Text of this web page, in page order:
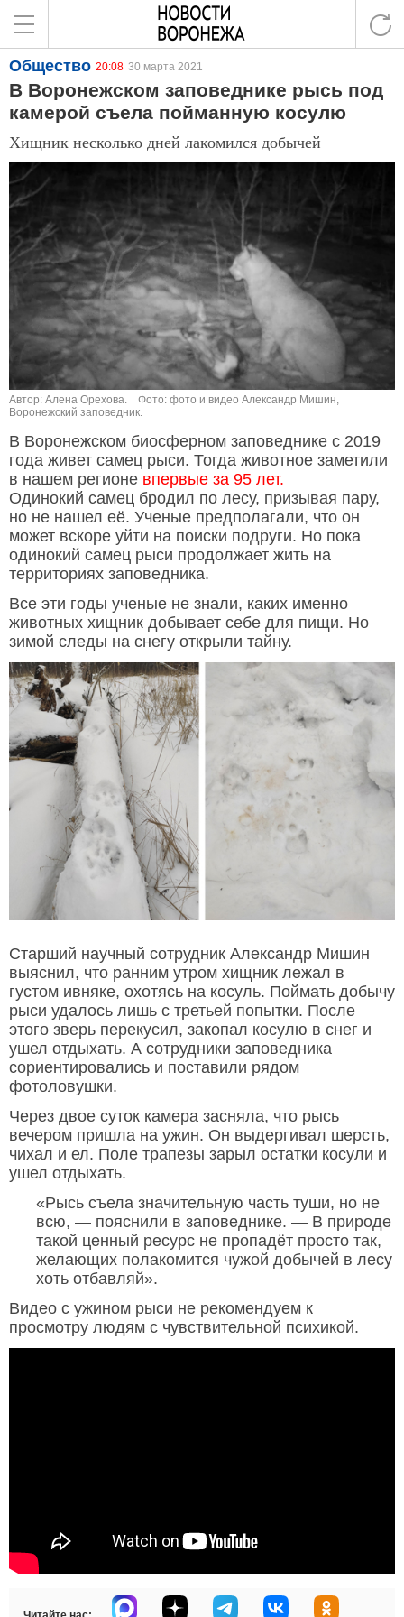
Общество 20:08 30 марта 2021
В Воронежском заповеднике рысь под
камерой съела пойманную косулю
Хищник несколько дней лакомился добычей
Автор: Алена Орехова.
Фото: фото и видео Александр Мишин,
Воронежский заповедник.
В Воронежском биосферном заповеднике с 2019
года живет самец рыси. Тогда животное заметили
в нашем регионе впервые за 95 лет.
Одинокий самец бродил по лесу, призывая пару,
но не нашел её. Ученые предполагали, что он
может вскоре уйти на поиски подруги. Но пока
одинокий самец рыси продолжает жить на
территориях заповедника.
Все эти годы ученые не знали, каких именно
животных хищник добывает себе для пищи. Но
зимой следы на снегу открыли тайну.
Старший научный сотрудник Александр Мишин
выяснил, что ранним утром хищник лежал в
густом ивняке, охотясь на косуль. Поймать добычу
рыси удалось лишь с третьей попытки. После
этого зверь перекусил, закопал косулю в снег и
ушел отдыхать. А сотрудники заповедника
сориентировались и поставили рядом
фотоловушки.
Через двое суток камера засняла, что рысь
вечером пришла на ужин. Он выдергивал шерсть,
чихал и ел. Поле трапезы зарыл остатки косули и
ушел отдыхать.
«Рысь съела значительную часть туши, но не
всю, — пояснили в заповеднике. — В природе
такой ценный ресурс не пропадёт просто так,
желающих полакомится чужой добычей в лесу
хоть отбавляй».
Видео с ужином рыси не рекомендуем к
просмотру людям с чувствительной психикой.